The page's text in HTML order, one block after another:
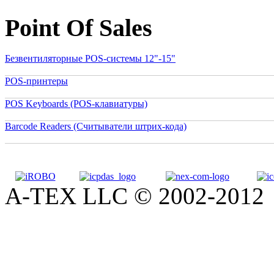
Point Of Sales
Безвентиляторные POS-системы 12"-15"
POS-принтеры
POS Keyboards (POS-клавиатуры)
Barcode Readers (Считыватели штрих-кода)
A-TEX LLC © 2002-2012